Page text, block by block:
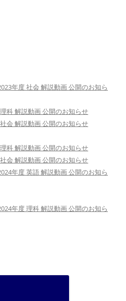
年度 社会 解説動画 公開のお知ら
科 解説動画 公開のお知らせ
会 解説動画 公開のお知らせ
科 解説動画 公開のお知らせ
会 解説動画 公開のお知らせ
年度 英語 解説動画 公開のお知ら
年度 理科 解説動画 公開のお知ら